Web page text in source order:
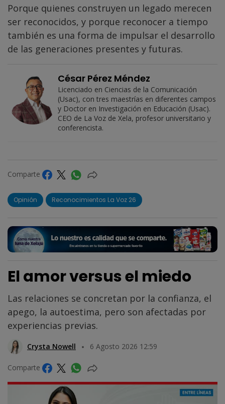
Porque quienes construyen un legado merecen
ser reconocidos, y porque reconocer a tiempo
también es una forma de impulsar el desarrollo
de las generaciones presentes y futuras.
César Pérez Méndez
Licenciado en Ciencias de la Comunicación
(Usac), con tres maestrías en diferentes campos
y Doctor en Investigación en Educación (Usac).
CEO de La Voz de Xela, profesor universitario y
conferencista.
Comparte
Opinión Reconocimientos La Voz 26
El amor versus el miedo
Las relaciones se concretan por la confianza, el
apego, la autoestima, pero son afectadas por
experiencias previas.
Crysta Nowell 6 Agosto 2026 12:59
Comparte